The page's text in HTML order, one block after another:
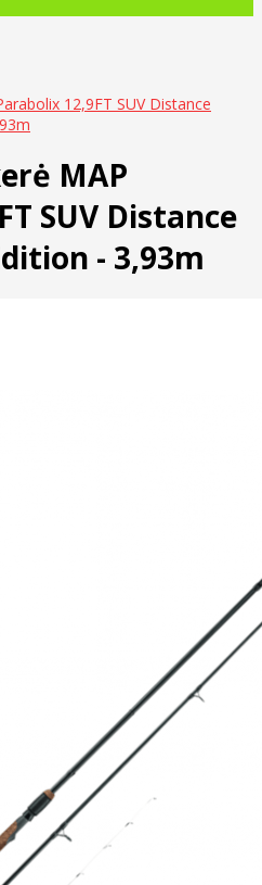
12,9FT SUV Distance
MAP
SUV Distance
- 3,93m